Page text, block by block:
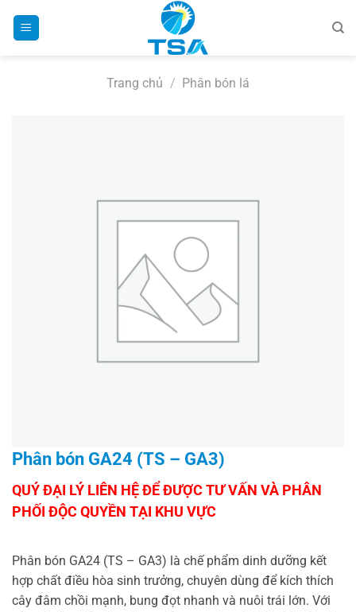
Trang chủ / Phân bón lá
Phân bón GA24 (TS – GA3)
Phân bón GA24 (TS – GA3) là chế phẩm dinh dưỡng kết
hợp chất điều hòa sinh trưởng, chuyên dùng để kích thích
cây đâm chồi mạnh, bung đọt nhanh và nuôi trái lớn. Với